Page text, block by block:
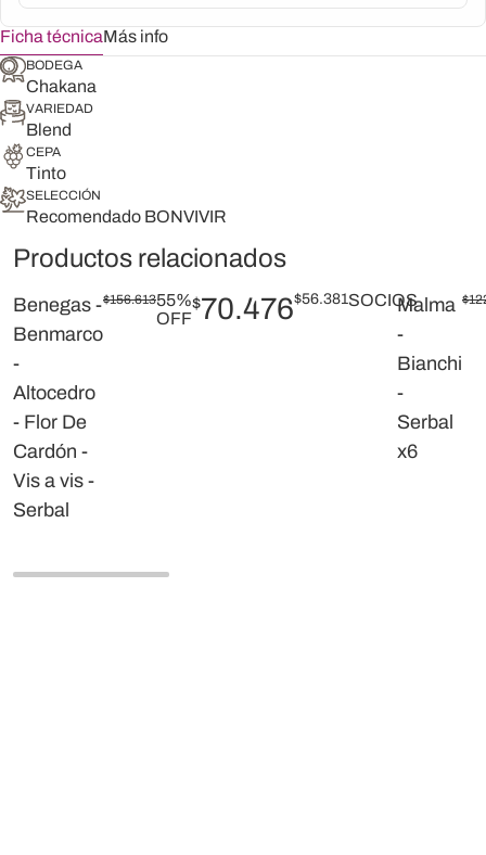
Ficha técnicaMás info
BODEGA
Chakana
VARIEDAD
Blend
CEPA
Tinto
SELECCIÓN
Recomendado BONVIVIR
Productos relacionados
Benegas -
Benmarco
-
Altocedro
- Flor De
Cardón -
Vis a vis -
Serbal
$156.61355%
OFF
$70.476$56.381SOCIOSMalma
-
Bianchi
-
Serbal
x6
$